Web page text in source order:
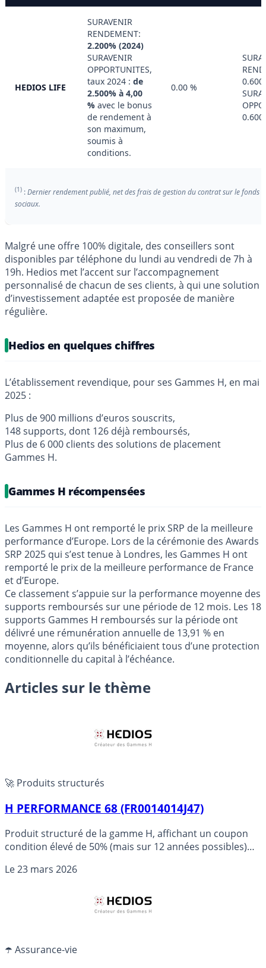
HEDIOS LIFE
SURAVENIR
RENDEMENT:
2.200% (2024)
SURAVENIR
OPPORTUNITES,
taux 2024 : de
2.500% à 4,00
% avec le bonus
de rendement à
son maximum,
soumis à
conditions.
0.00 %
(1) :Dernier rendement publié, net des frais de gestion du contrat sur le fonds
sociaux.
Malgré une offre 100% digitale, des conseillers sont
disponibles par téléphone du lundi au vendredi de 7h à
19h. Hedios met l’accent sur l’accompagnement
personnalisé de chacun de ses clients, à qui une solution
d’investissement adaptée est proposée de manière
régulière.
Hedios en quelques chiffres
L’établissement revendique, pour ses Gammes H, en mai
2025 :
Plus de 900 millions d’euros souscrits,
148 supports, dont 126 déjà remboursés,
Plus de 6 000 clients des solutions de placement
Gammes H.
Gammes H récompensées
Les Gammes H ont remporté le prix SRP de la meilleure
performance d’Europe. Lors de la cérémonie des Awards
SRP 2025 qui s’est tenue à Londres, les Gammes H ont
remporté le prix de la meilleure performance de France
et d’Europe.
Ce classement s’appuie sur la performance moyenne des
supports remboursés sur une période de 12 mois. Les 18
supports Gammes H remboursés sur la période ont
délivré une rémunération annuelle de 13,91 % en
moyenne, alors qu’ils bénéficiaient tous d’une protection
conditionnelle du capital à l’échéance.
Articles sur le thème
🚀 Produits structurés
H PERFORMANCE 68 (FR0014014J47)
Produit structuré de la gamme H, affichant un coupon
condition élevé de 50% (mais sur 12 années possibles)
capital, misant sur une évolution fortement positive
Le23 mars 2026
☂️ Assurance-vie